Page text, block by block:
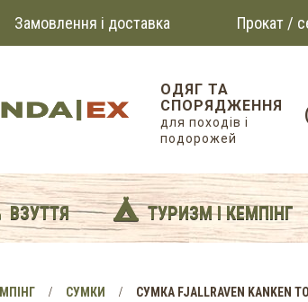
Замовлення і доставка Прокат /
ОДЯГ ТА
СПОРЯДЖЕННЯ
для походів і
подорожей
ВЗУТТЯ ТУРИЗМ І КЕМПІНГ
СУМКИ СУМКА FJALLRAVEN KANKEN